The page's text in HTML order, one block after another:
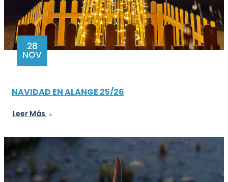
28
NOV
NAVIDAD EN ALANGE 25/26
Leer Más